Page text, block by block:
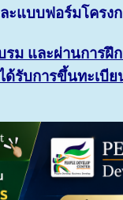
ะแบบฟอร์มโครง
รม และผ่านการฝึ
ด้รับการขึ้นทะเบี